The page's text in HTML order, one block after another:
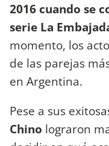
2016 cuando se
serie La
momento, los
de las parejas
en Argentina.
Pese a sus
Chino lograron